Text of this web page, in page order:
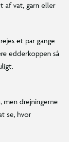
af vat, garn eller
et par gange
edderkoppen så
men drejningerne
se, hvor